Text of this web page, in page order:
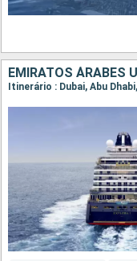
EMIRATOS ÁRABES
Itinerário : Dubai, Abu